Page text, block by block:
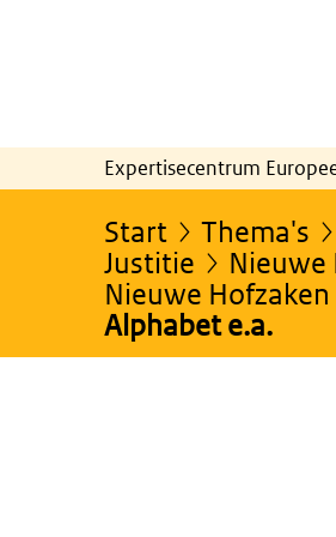
Expertisecentrum
Start Thema's
Justitie
Nieuwe
Nieuwe
Alphabet e.a.